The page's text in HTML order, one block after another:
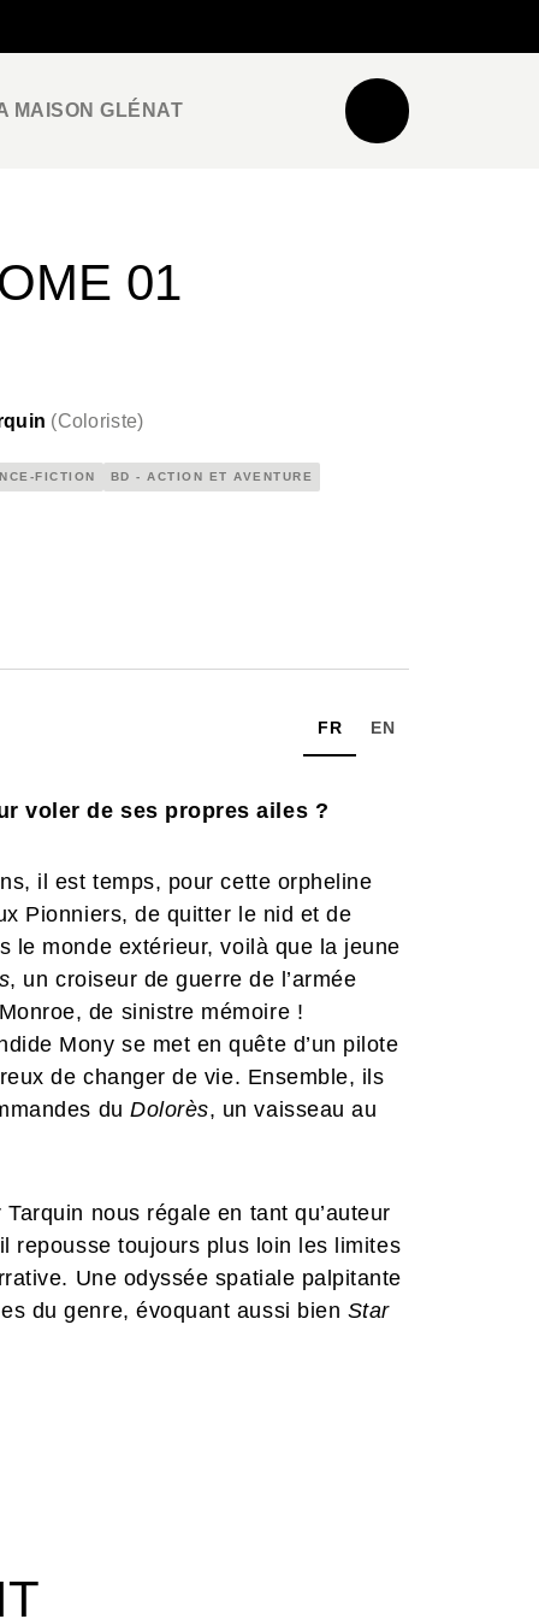
MAISON GLÉNAT
01
(Coloriste)
FICTION BD - ACTION ET AVENTURE
FR EN
voler de ses propres ailes ?
il est temps, pour cette orpheline
Pionniers, de quitter le nid et de
le monde extérieur, voilà que la jeune
, un croiseur de guerre de l’armée
de sinistre mémoire !
Mony se met en quête d’un pilote
de changer de vie. Ensemble, ils
duDolorès, un vaisseau au
nous régale en tant qu’auteur
repousse toujours plus loin les limites
Une odyssée spatiale palpitante
du genre, évoquant aussi bien Star